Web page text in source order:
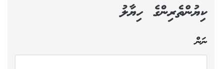
ކިޔުންތެރިންގެ ހިޔާލު
ނަން